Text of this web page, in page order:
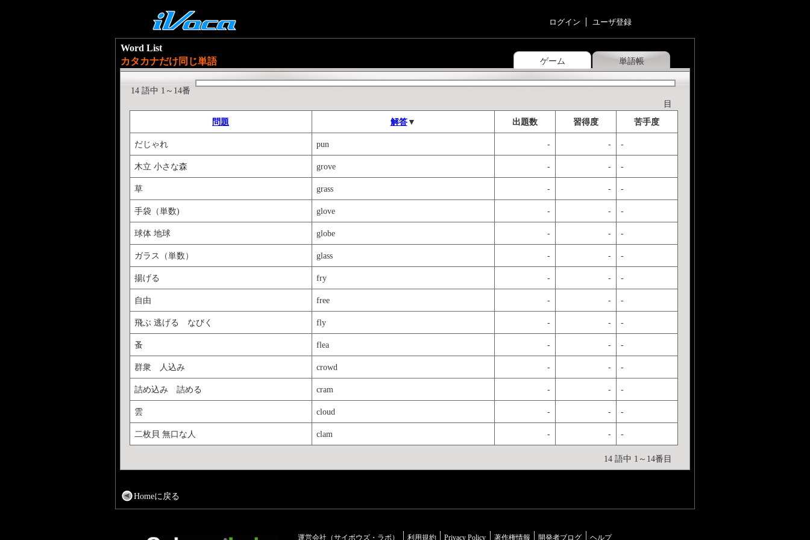
ログイン ユーザ登録
ゲーム 単語帳
Word List
カタカナだけ同じ単語
14 語中 1～14番
目
問題
解答▼ 出題数 習得度 苦手度
だじゃれ pun - - -
木立 小さな森 grove - - -
草 grass - - -
手袋（単数) glove - - -
球体 地球 globe - - -
ガラス（単数） glass - - -
揚げる fry - - -
自由 free - - -
飛ぶ 逃げる なびく fly - - -
蚤 flea - - -
群衆 人込み crowd - - -
詰め込み 詰める cram - - -
雲 cloud - - -
二枚貝 無口な人 clam - - -
14 語中 1～14番目
Homeに戻る
運営会社（サイボウズ・ラボ） 利用規約 Privacy Policy 著作権情報 開発者ブログ ヘルプ